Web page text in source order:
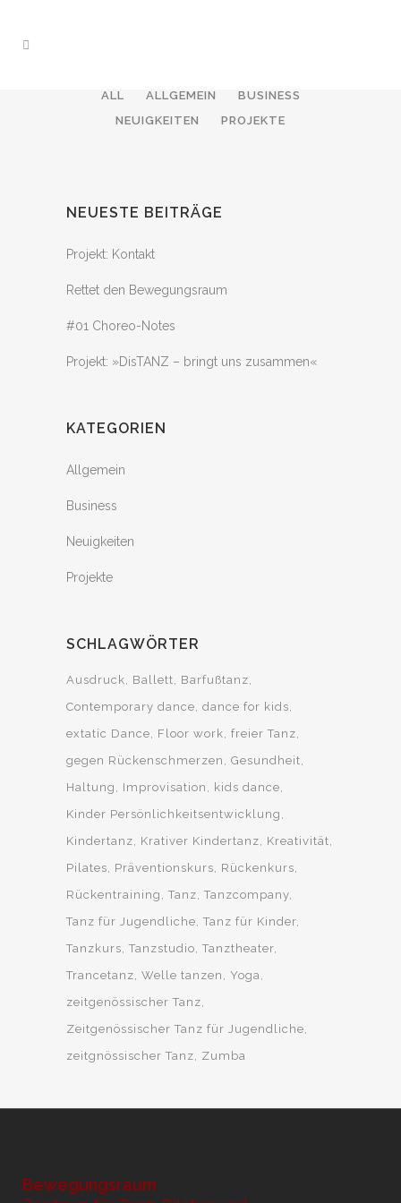
ALL ALLGEMEIN
BUSINESS
NEUIGKEITEN
PROJEKTE
NEUESTE BEITRÄGE
Projekt: Kontakt
Rettet den Bewegungsraum
#01 Choreo-Notes
Projekt: »DisTANZ – bringt uns zusammen«
KATEGORIEN
Allgemein
Business
Neuigkeiten
Projekte
SCHLAGWÖRTER
Ausdruck Ballett
Barfußtanz
Contemporary dance dance for kids
extatic Dance
Floor work freier Tanz
gegen Rückenschmerzen
Gesundheit
Haltung
Improvisation
kids dance
Kinder Persönlichkeitsentwicklung
Kindertanz
Krativer Kindertanz
Kreativität
Pilates
Präventionskurs
Rückenkurs
Rückentraining
Tanz Tanzcompany
Tanz für Jugendliche Tanz für Kinder
Tanzkurs Tanzstudio Tanztheater
Trancetanz Welle tanzen
Yoga
zeitgenössischer Tanz
Zeitgenössischer Tanz für Jugendliche
zeitgnössischer Tanz
Zumba
Bewegungsraum